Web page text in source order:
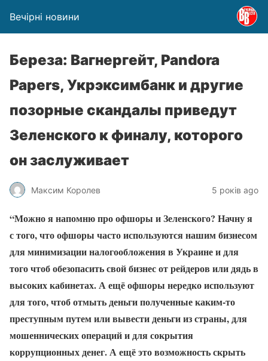
Вечірні новини
Береза: Вагнергейт, Pandora
Papers, Укрэксимбанк и другие
позорные скандалы приведут
Зеленского к финалу, которого
он заслуживает
Максим Королев 5 років ago
“Можно я напомню про офшоры и Зеленского? Начну я
с того, что офшоры часто используются нашим бизнесом
для минимизации налогообложения в Украине и для
того чтоб обезопасить свой бизнес от рейдеров или дядь в
высоких кабинетах. А ещё офшоры нередко используют
для того, чтоб отмыть деньги полученные каким-то
преступным путем или вывести деньги из страны, для
мошеннических операций и для сокрытия
коррупционных денег. А ещё это возможность скрыть